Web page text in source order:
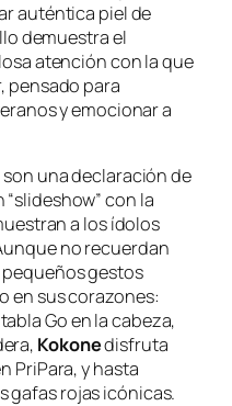
auténtica piel de
demuestra el
atención con la que
pensado para
y emocionar a
son una declaración de
con la
a los ídolos
no recuerdan
gestos
en sus corazones:
Go en la cabeza,
Kokonedisfruta
PriPara, y hasta
gafas rojas icónicas.